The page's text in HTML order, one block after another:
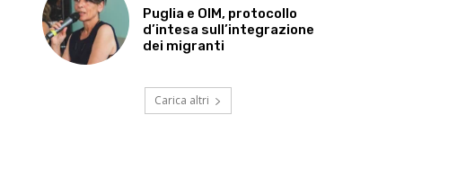
Puglia e OIM, protocollo
d’intesa sull’integrazione
dei migranti
Carica altri